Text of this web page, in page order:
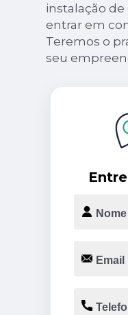
instalação de
entrar em
Teremos o
seu